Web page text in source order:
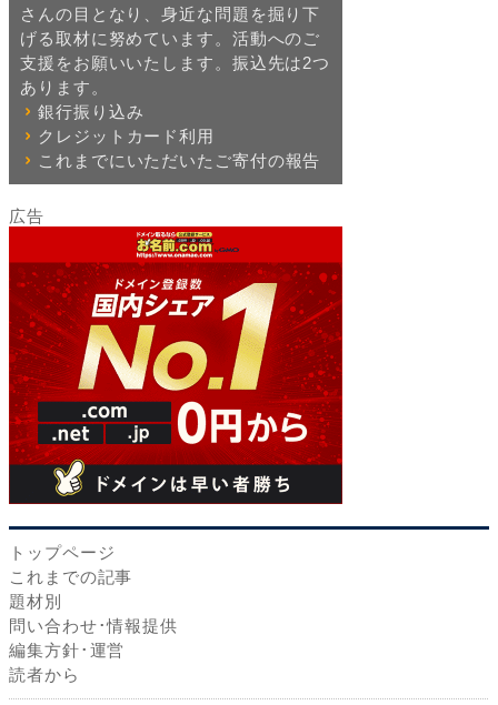
さんの目となり、身近な問題を掘り下
げる取材に努めています。活動へのご
支援をお願いいたします。振込先は2つ
あります。
銀行振り込み
クレジットカード利用
これまでにいただいたご寄付の報告
トップページ
これまでの記事
題材別
問い合わせ･情報提供
編集方針･運営
読者から